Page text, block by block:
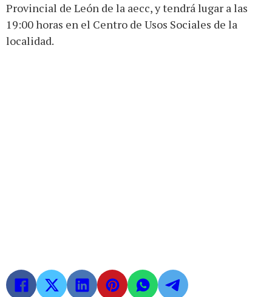
Provincial de León de la aecc, y tendrá lugar a las
19:00 horas en el Centro de Usos Sociales de la
localidad.